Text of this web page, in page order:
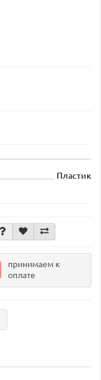
Пластик
принимаем к
оплате